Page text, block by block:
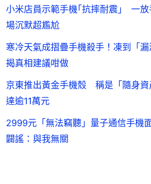
小米店員示範手機｢抗摔耐震｣ 一
場沉默超尷尬
寒冷天氣成摺疊手機殺手！凍到「
揭真相建議咁做
京東推出黃金手機殼 稱是「隨身
達逾11萬元
2999元「無法竊聽」量子通信手機
闢謠：與我無關